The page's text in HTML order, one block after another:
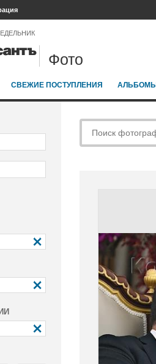
Фото
СВЕЖИЕ ПОСТУПЛЕНИЯ АЛЬБОМЫ